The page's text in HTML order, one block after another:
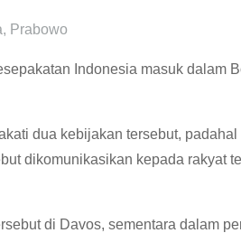
, Prabowo
Indonesia masuk dalam
dua kebijakan tersebut,
dikomunikasikan kepada rakyat
di Davos, sementara dalam